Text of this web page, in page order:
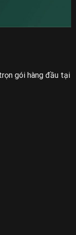
gói hàng đầu tại